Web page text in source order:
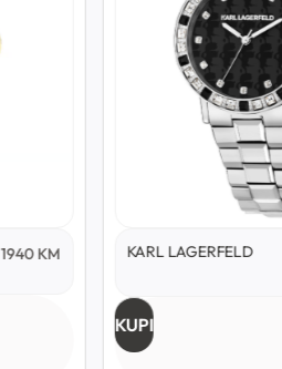
1940KM KARL LAGERFELD
KUPI